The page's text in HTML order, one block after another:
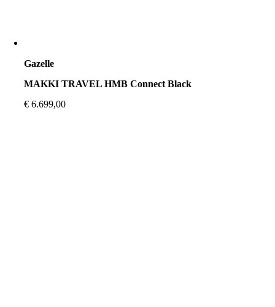
Gazelle
MAKKI TRAVEL HMB Connect Black
€ 6.699,00